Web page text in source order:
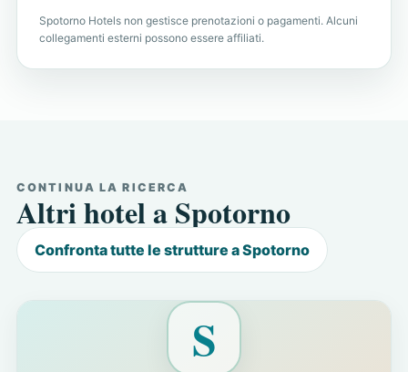
Spotorno Hotels non gestisce prenotazioni o pagamenti. Alcuni
collegamenti esterni possono essere affiliati.
CONTINUA LA RICERCA
Altri hotel a Spotorno
Confronta tutte le strutture a Spotorno
S